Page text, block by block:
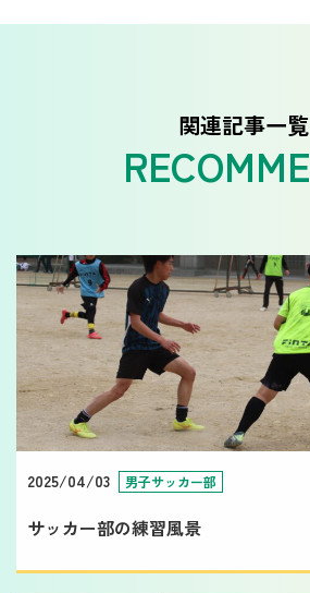
関連記事一覧
2025/04/03 男子サッカー部
サッカー部の練習風景